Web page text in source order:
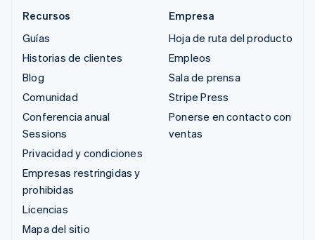
Recursos
Guías
Historias de clientes
Blog
Comunidad
Conferencia anual
Sessions
Privacidad y condiciones
Empresas restringidas y
prohibidas
Licencias
Mapa del sitio
Empresa
Hoja de ruta del producto
Empleos
Sala de prensa
Stripe Press
Ponerse en contacto con
ventas